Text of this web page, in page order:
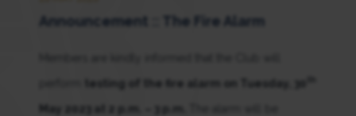
Announcement :: The Fire Alarm
testing of the fire alarm on Tuesday, 30
May 2023 at 2 p.m. – 3 p.m.